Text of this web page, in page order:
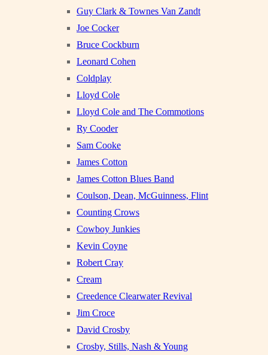
Guy Clark & Townes Van Zandt
Joe Cocker
Bruce Cockburn
Leonard Cohen
Coldplay
Lloyd Cole
Lloyd Cole and The Commotions
Ry Cooder
Sam Cooke
James Cotton
James Cotton Blues Band
Coulson, Dean, McGuinness, Flint
Counting Crows
Cowboy Junkies
Kevin Coyne
Robert Cray
Cream
Creedence Clearwater Revival
Jim Croce
David Crosby
Crosby, Stills, Nash & Young